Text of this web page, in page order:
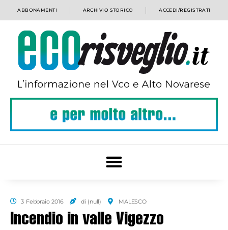
ABBONAMENTI ARCHIVIO STORICO ACCEDI/REGISTRATI
3 Febbraio 2016 di (null) MALESCO
Incendio in valle Vigezzo